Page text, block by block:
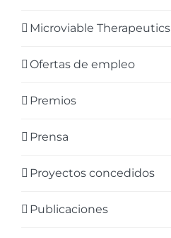
Microviable Therapeutics
Ofertas de empleo
Premios
Prensa
Proyectos concedidos
Publicaciones